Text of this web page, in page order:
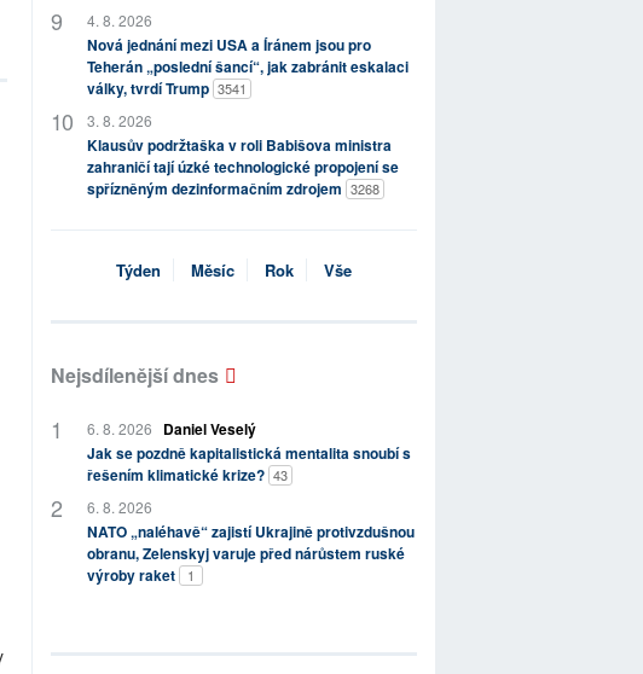
4. 8. 2026
Nová jednání mezi USA a Íránem jsou pro
Teherán „poslední šancí“, jak zabránit eskalaci
války, tvrdí Trump 3541
3. 8. 2026
Klausův podržtaška v roli Babišova ministra
zahraničí tají úzké technologické propojení se
spřízněným dezinformačním zdrojem 3268
Týden Měsíc Rok Vše
Nejsdílenější dnes
6. 8. 2026
Daniel Veselý
Jak se pozdně kapitalistická mentalita snoubí s
řešením klimatické krize? 43
6. 8. 2026
NATO „naléhavě“ zajistí Ukrajině protivzdušnou
obranu, Zelenskyj varuje před nárůstem ruské
výroby raket
1